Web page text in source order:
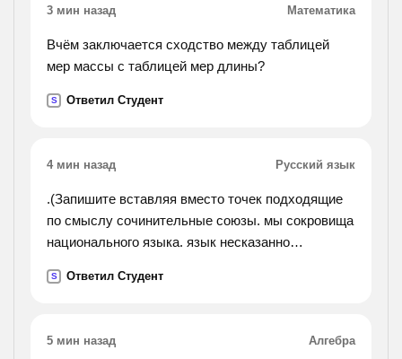
3 мин назад Математика
Вчём заключается сходство между таблицей
мер массы с таблицей мер длины?
S Ответил Студент
4 мин назад Русский язык
.(Запишите вставляя вместо точек подходящие
по смыслу сочинительные союзы. мы сокровища
национального языка. язык несказанно
мудрость в свою очередь обогащали его.).
S Ответил Студент
5 мин назад Алгебра